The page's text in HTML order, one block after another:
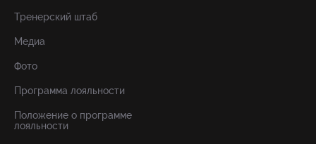
Тренерский штаб
Медиа
Фото
Программа лояльности
Положение о программе
лояльности